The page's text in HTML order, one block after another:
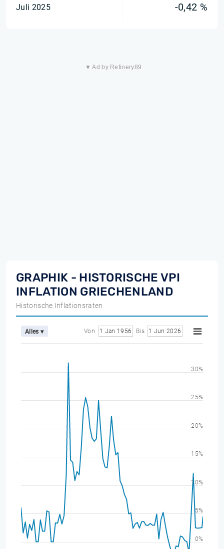
Juli 2025 -0,42 %
▼ Ad by Refinery89
GRAPHIK - HISTORISCHE VPI
INFLATION GRIECHENLAND
Historische Inflationsraten
Alles ▾ Von 1 Jan 1956 Bis 1 Jun 2026
0%
5%
10%
15%
20%
25%
30%